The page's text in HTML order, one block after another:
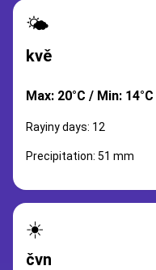
🌤️
kvě
Max: 20°C / Min: 14°C
Rayiny days: 12
Precipitation: 51 mm
☀️
čvn